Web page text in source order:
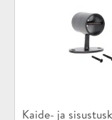
Tuotekategoriat:
Kaide- ja